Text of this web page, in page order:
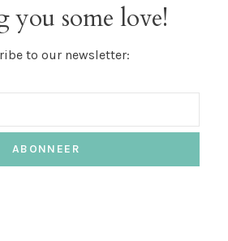
you some love!
to our newsletter:
ABONNEER